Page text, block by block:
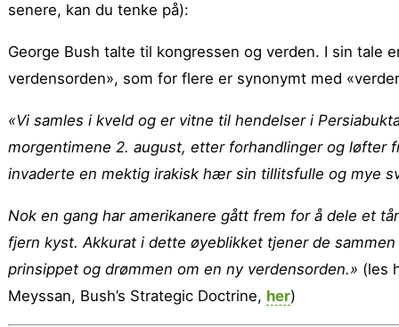
senere, kan du tenke på):
George Bush talte til kongressen og verden. I sin tale
verdensorden», som for flere er synonymt med
«Vi samles i kveld og er vitne til hendelser i
morgentimene 2. august, etter forhandlinger og løfter
invaderte en mektig irakisk hær sin tillitsfulle og mye
Nok en gang har amerikanere gått frem for å dele et
fjern kyst. Akkurat i dette øyeblikket tjener de
prinsippet og drømmen om en ny verdensorden.» (les
Meyssan, Bush’s Strategic Doctrine, her)